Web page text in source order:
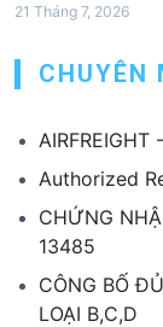
21 Tháng 7, 2026
CHUYÊN
AIRFREIGHT
Authorized
CHỨNG
13485
CÔNG BỐ
LOẠI B,C,D